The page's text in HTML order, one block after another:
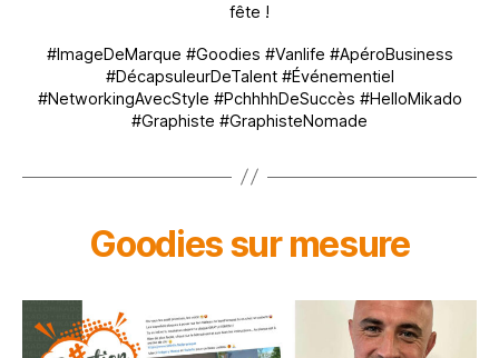
fête !
#ImageDeMarque #Goodies #Vanlife #ApéroBusiness
#DécapsuleurDeTalent #Événementiel
#NetworkingAvecStyle #PchhhhDeSuccès #HelloMikado
#Graphiste #GraphisteNomade
Goodies sur mesure